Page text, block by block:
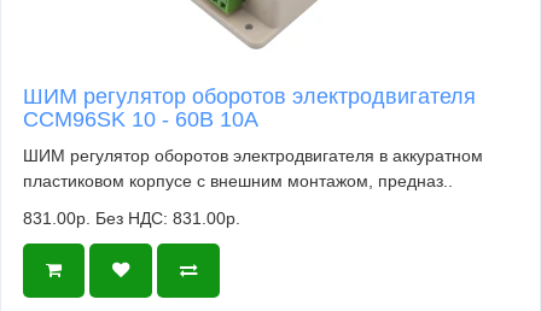
ШИМ регулятор оборотов электродвигателя
CCM96SK 10 - 60В 10А
ШИМ регулятор оборотов электродвигателя в аккуратном
пластиковом корпусе с внешним монтажом, предназ..
831.00р. Без НДС: 831.00р.